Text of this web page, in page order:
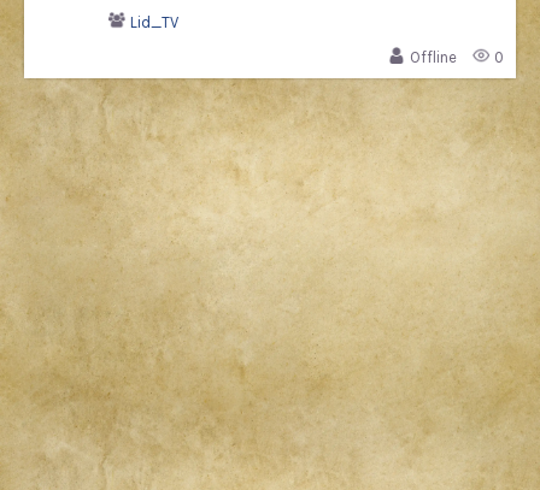
Lid_TV
Offline
0